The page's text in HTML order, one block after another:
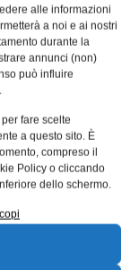
alle informazioni
a noi e ai nostri
durante la
annunci (non)
può influire
fare scelte
a questo sito. È
compreso il
Policy o cliccando
dello schermo.
tra
incomplete
fa ci